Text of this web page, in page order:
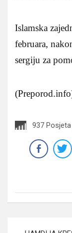
Islamska
februara,
sergiju za
937 Posjeta